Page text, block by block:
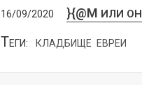
16/09/2020 }{@M ИЛИ ОН
ТЕГИ: КЛАДБИЩЕ ЕВРЕИ